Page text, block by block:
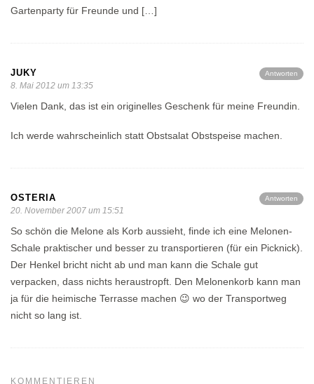
Gartenparty für Freunde und […]
Antworten
JUKY
8. Mai 2012 um 13:35
Vielen Dank, das ist ein originelles Geschenk für meine Freundin.
Ich werde wahrscheinlich statt Obstsalat Obstspeise machen.
Antworten
OSTERIA
20. November 2007 um 15:51
So schön die Melone als Korb aussieht, finde ich eine Melonen-
Schale praktischer und besser zu transportieren (für ein Picknick).
Der Henkel bricht nicht ab und man kann die Schale gut
verpacken, dass nichts heraustropft. Den Melonenkorb kann man
ja für die heimische Terrasse machen 😉 wo der Transportweg
nicht so lang ist.
KOMMENTIEREN